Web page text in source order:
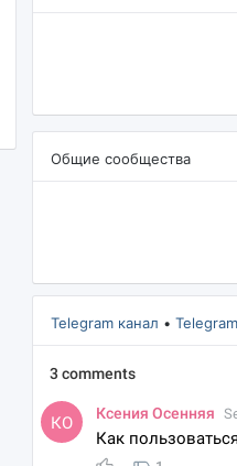
Общие сообщества
Telegram канал •